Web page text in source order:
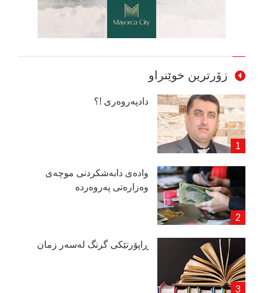
زۆرترین خوێنراو
دادپەروەری !؟
وادەی دابەشكردنی موچەی
وەزارەتی پەروەردە
ڕاپۆرتێكی گرنگ لەسەر زمان